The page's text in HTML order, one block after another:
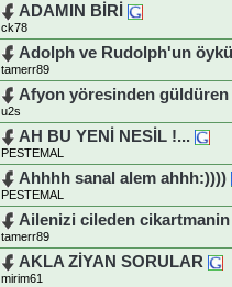
ADAMIN BİRİ
ck78
Adolph ve Rudolph'un
tamerr89
Afyon yöresinden güldüren
u2s
AH BU YENİ NESİL !...
PESTEMAL
Ahhhh sanal alem ahhh:))))
PESTEMAL
Ailenizi cileden
tamerr89
AKLA ZİYAN SORULAR
mirim61